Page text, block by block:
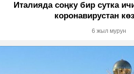
Италияда соңку бир сутка
коронавирустан
6 жыл мурун